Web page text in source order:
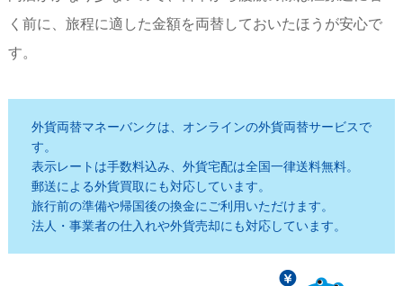
く前に、旅程に適した金額を両替しておいたほうが安心で
す。
外貨両替マネーバンクは、オンラインの外貨両替サービスで
す。
表示レートは手数料込み、外貨宅配は全国一律送料無料。
郵送による外貨買取にも対応しています。
旅行前の準備や帰国後の換金にご利用いただけます。
法人・事業者の仕入れや外貨売却にも対応しています。